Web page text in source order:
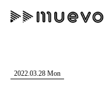
記事を検索する
"読者の声を形に
2022.03.28 Mon